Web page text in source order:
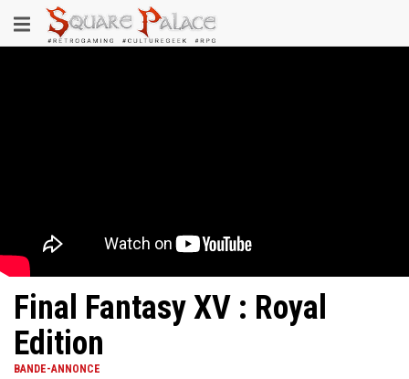
au
contenu
Toggle
navigation
Final Fantasy XV : Royal
Edition
BANDE-ANNONCE